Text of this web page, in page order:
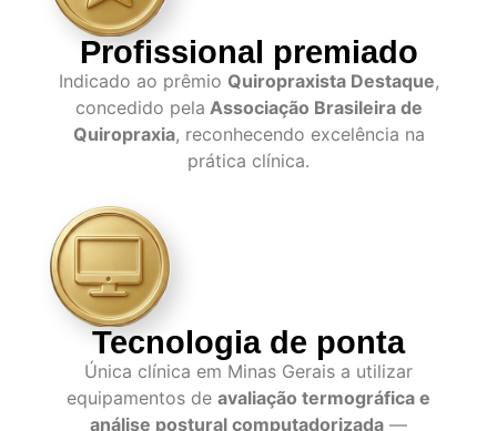
Profissional premiado
Indicado ao prêmio Quiropraxista Destaque,
concedido pela Associação Brasileira de
Quiropraxia, reconhecendo excelência na
prática clínica.
Tecnologia de ponta
Única clínica em Minas Gerais a utilizar
equipamentos de avaliação termográfica e
análise postural computadorizada —